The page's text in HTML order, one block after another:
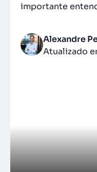
importante
Alexandre
Atualizado